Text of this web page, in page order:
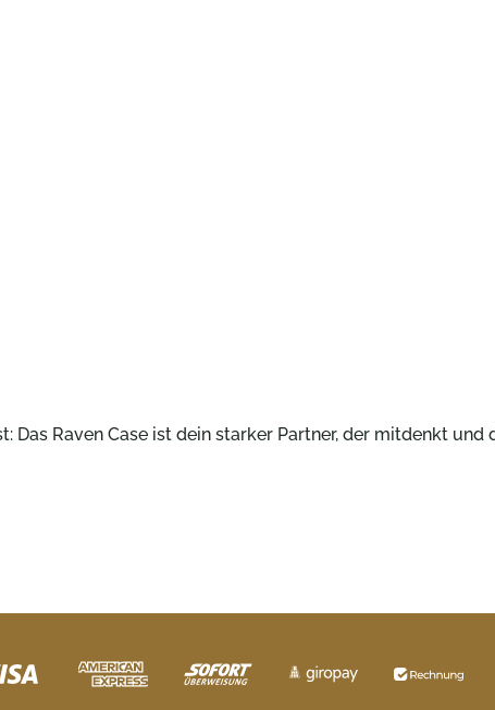
Raven Case ist dein starker Partner, der mitdenkt